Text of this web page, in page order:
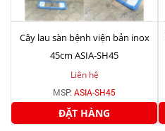
Cây lau sàn bệnh viện bản inox
45cm ASIA-SH45
Liên hệ
MSP: ASIA-SH45
ĐẶT HÀNG